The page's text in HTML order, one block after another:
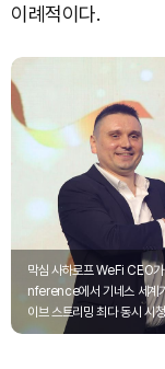
이례적이다.
막심 사하로프 WeFi
nference에서 기네스 세계
이브 스트리밍 최다 동시